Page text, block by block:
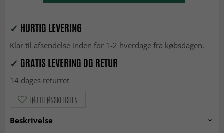
✓ HURTIG LEVERING
Klar til afsendelse inden for 1-2 hverdage fra købsdagen.
✓ GRATIS LEVERING OG RETUR
14 dages returret
FØJ TIL ØNSKELISTEN
Beskrivelse